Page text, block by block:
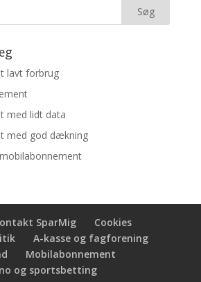
lavt forbrug
med lidt data
med god dækning
SparMig
Cookies
A-kasse og fagforening
Mobilabonnement
og sportsbetting